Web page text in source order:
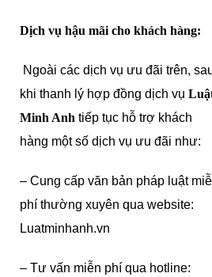
Dịch vụ hậu mãi cho khách hàng:
Ngoài các dịch vụ ưu đãi trên,
khi thanh lý hợp đồng dịch vụ
Minh Anh tiếp tục hỗ trợ khách
hàng một số dịch vụ ưu đãi như:
– Cung cấp văn bản pháp luật
phí thường xuyên qua website:
Luatminhanh.vn
– Tư vấn miễn phí qua hotline: